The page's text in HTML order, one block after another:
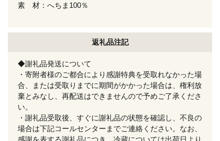
素 材：へちま100％
返礼品注記
◆謝礼品発送について
・寄附者様のご都合により感謝特典を受取れなかった場
合、または受取りまでに期間がかかった場合は、権利放
棄とみなし、再配送はできませんので予めご了承くださ
い。
・謝礼品受取後、すぐに謝礼品の状態を確認し、不良の
場合は下記コールセンターまでご連絡ください。なお、
感謝を表する謝礼品につき、冷蔵については出荷日より